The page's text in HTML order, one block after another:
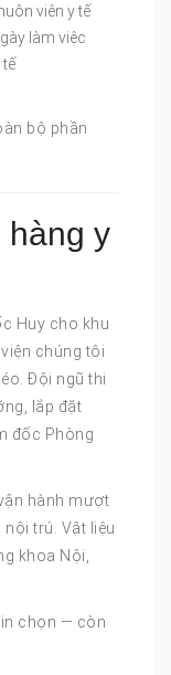
viên y tế
làm việc
bộ phần
y
Huy cho khu
chúng tôi
Đội ngũ thi
lắp đặt
đốc Phòng
hành mượt
nội trú. Vật liệu
khoa Nội,
chọn — còn